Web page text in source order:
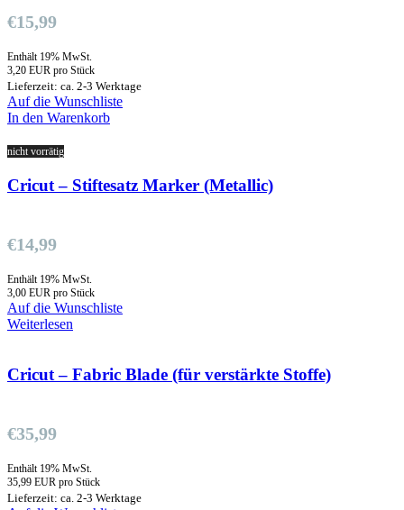
€15,99
Enthält 19% MwSt.
3,20 EUR pro Stück
Lieferzeit: ca. 2-3 Werktage
Auf die Wunschliste
In den Warenkorb
nicht vorrätig
Cricut – Stiftesatz Marker (Metallic)
€14,99
Enthält 19% MwSt.
3,00 EUR pro Stück
Auf die Wunschliste
Weiterlesen
Cricut – Fabric Blade (für verstärkte Stoffe)
€35,99
Enthält 19% MwSt.
35,99 EUR pro Stück
Lieferzeit: ca. 2-3 Werktage